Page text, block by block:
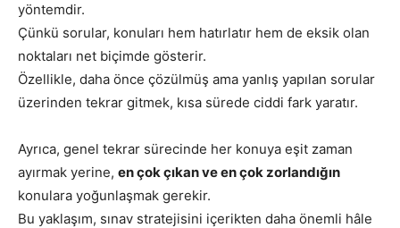
yöntemdir.
Çünkü sorular, konuları hem hatırlatır hem de eksik olan
noktaları net biçimde gösterir.
Özellikle, daha önce çözülmüş ama yanlış yapılan sorular
üzerinden tekrar gitmek, kısa sürede ciddi fark yaratır.
Ayrıca, genel tekrar sürecinde her konuya eşit zaman
ayırmak yerine, en çok çıkan ve en çok zorlandığın
konulara yoğunlaşmak gerekir.
Bu yaklaşım, sınav stratejisini içerikten daha önemli hâle